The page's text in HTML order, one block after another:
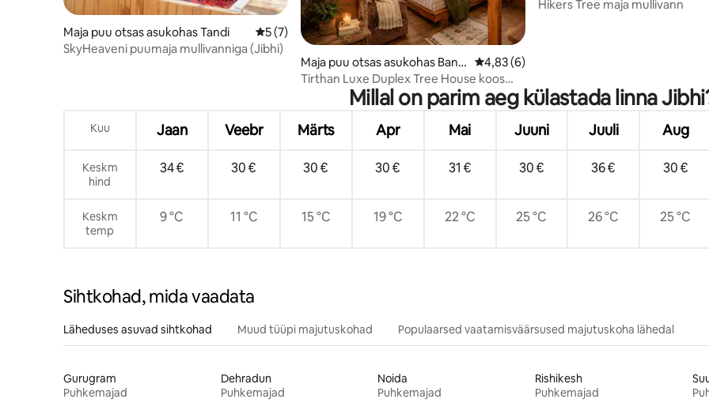
Maja puu otsas asukohas Tandi Keskmine hinnang 5/5, 7 hinnangut
5 (7)
SkyHeaveni puumaja mullivanniga (Jibhi)
Maja puu otsas asukohas Banja
r
Keskmine hinnang 4,83/5, 6 hinnangut
4,83 (6)
Tirthan Luxe Duplex Tree House koos
mullivanniga Jibhis
Hikers Tree maja mullivann
Millal on parim aeg külastada linna
Kuu Jaan Veebr Märts Apr Mai Juuni Juuli Aug
Keskm
hind
34 € 30 € 30 € 30 € 31 € 30 € 36 € 30 €
Keskm
temp
9 °C 11 °C 15 °C 19 °C 22 °C 25 °C 26 °C 25 °C
Sihtkohad, mida vaadata
Läheduses asuvad sihtkohad Muud tüüpi majutuskohad Populaarsed vaatamisväärsused majutuskoha lähedal
Gurugram
Puhkemajad
Dehradun
Puhkemajad
Noida
Puhkemajad
Rishikesh
Puhkemajad